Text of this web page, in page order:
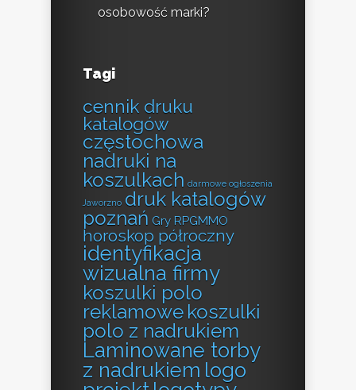
osobowość marki?
Tagi
cennik druku
katalogów
częstochowa
nadruki na
koszulkach darmowe ogłoszenia
Jaworzno druk katalogów
poznań Gry RPGMMO
horoskop półroczny
identyfikacja
wizualna firmy
koszulki polo
reklamowe koszulki
polo z nadrukiem
Laminowane torby
z nadrukiem logo